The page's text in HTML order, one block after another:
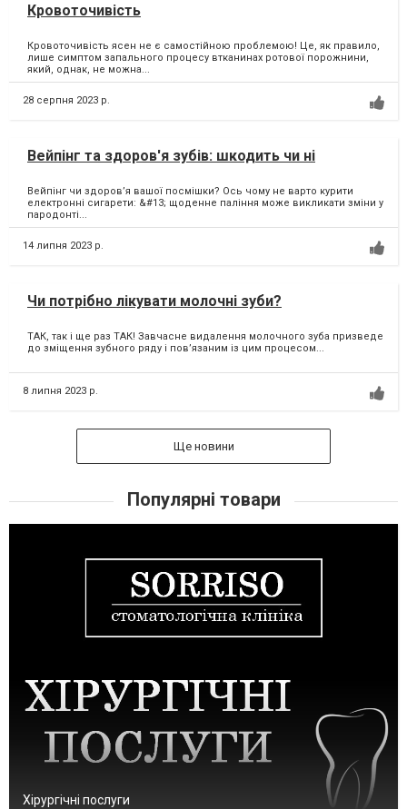
Кровоточивість
Кровоточивість ясен не є самостійною проблемою! Це, як правило,
лише симптом запального процесу втканинах ротової порожнини,
який, однак, не можна...
28 серпня 2023 р.
Вейпінг та здоров'я зубів: шкодить чи ні
Вейпінг чи здоровʼя вашої посмішки? Ось чому не варто курити
електронні сигарети: &#13; щоденне паління може викликати зміни у
пародонті...
14 липня 2023 р.
Чи потрібно лікувати молочні зуби?
ТАК, так і ще раз ТАК! Завчасне видалення молочного зуба призведе
до зміщення зубного ряду і повʼязаним із цим процесом...
8 липня 2023 р.
Ще новини
Популярні товари
Хірургічні послуги